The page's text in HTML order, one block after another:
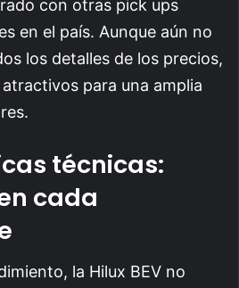
con otras pick ups
en el país. Aunque aún no
los detalles de los precios,
para una amplia
técnicas:
cada
la Hilux BEV no